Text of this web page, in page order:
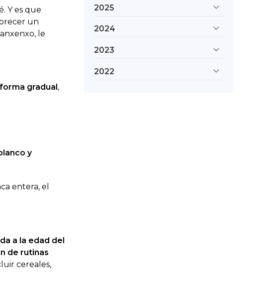
Y es que
un
le
gradual ,
y
entera, el
a la edad del
de rutinas
cereales,
2025
2024
2023
2022